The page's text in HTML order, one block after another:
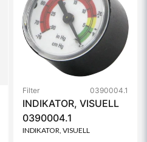
Filter 0390004.1
INDIKATOR, VISUELL
0390004.1
INDIKATOR, VISUELL